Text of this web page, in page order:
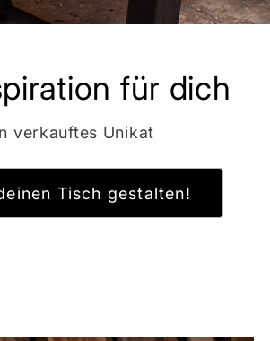
für dich
verkauftes Unikat
Tisch gestalten!